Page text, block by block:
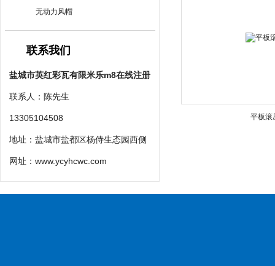
无动力风帽
联系我们
盐城市英红彩瓦有限米乐m8在线注册
联系人：陈先生
13305104508
地址：盐城市盐都区杨侍生态园西侧
网址： www.ycyhcwc.com
平板滚